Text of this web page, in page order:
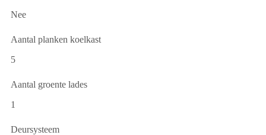
Nee
Aantal planken koelkast
5
Aantal groente lades
1
Deursysteem